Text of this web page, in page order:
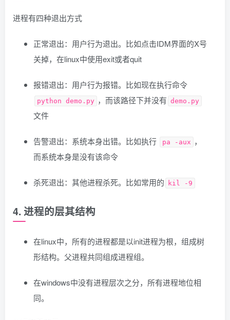
进程有四种退出方式
正常退出：用户行为退出。比如点击IDM界面的X号
关掉，在linux中使用exit或者quit
报错退出：用户行为报错。比如现在执行命令
python demo.py ，而该路径下并没有 demo.py
文件
告警退出：系统本身出错。比如执行 pa -aux ，
而系统本身是没有该命令
杀死退出：其他进程杀死。比如常用的 kil -9
4. 进程的层其结构
在linux中，所有的进程都是以init进程为根，组成树
形结构。父进程共同组成进程组。
在windows中没有进程层次之分，所有进程地位相
同。